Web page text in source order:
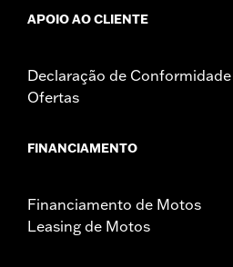
APOIO AO CLIENTE
Declaração de Conformidade
Ofertas
FINANCIAMENTO
Financiamento de Motos
Leasing de Motos